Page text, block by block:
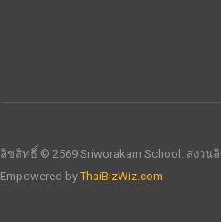
ลิขสิทธิ์ © 2569 Sriworakarn School. สงวน
Empowered byThaiBizWiz.com